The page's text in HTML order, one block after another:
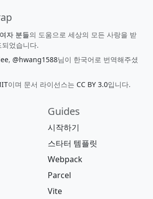
자 분들의 도움으로 세상의 모든 사랑을 받
었습니다.
, @hwang1588님이 한국어로 번역해주셨
이며 문서 라이선스는 CC BY 3.0입니다.
Guides
시작하기
스타터 템플릿
Webpack
Parcel
Vite